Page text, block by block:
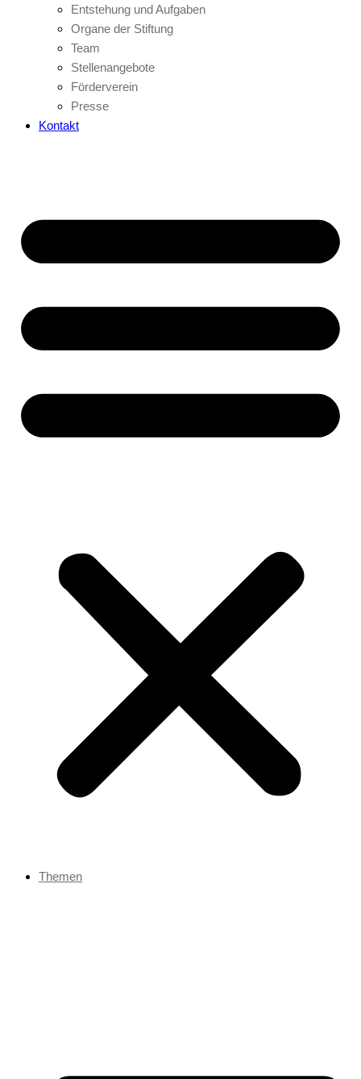
Entstehung und Aufgaben
Organe der Stiftung
Team
Stellenangebote
Förderverein
Presse
Kontakt
Themen